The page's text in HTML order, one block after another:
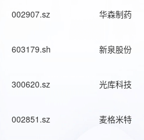
002907.sz 华森制药
603179.sh 新泉股份
300620.sz 光库科技
002851.sz 麦格米特